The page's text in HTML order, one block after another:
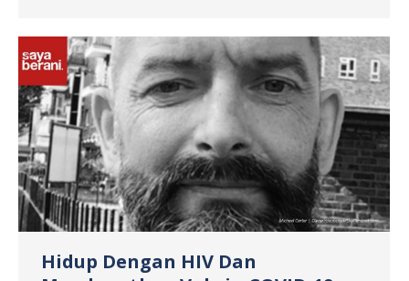
Hidup Dengan HIV Dan